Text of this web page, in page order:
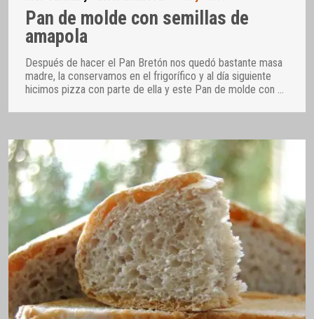
Pan de molde con semillas de
amapola
Después de hacer el Pan Bretón nos quedó bastante masa
madre, la conservamos en el frigorífico y al día siguiente
hicimos pizza con parte de ella y este Pan de molde con